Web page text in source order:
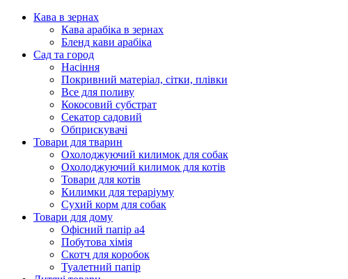
Кава в зернах
Кава арабіка в зернах
Бленд кави арабіка
Сад та город
Насіння
Покривний матеріал, сітки, плівки
Все для поливу
Кокосовий субстрат
Секатор садовий
Обприскувачі
Товари для тварин
Охолоджуючий килимок для собак
Охолоджуючий килимок для котів
Товари для котів
Килимки для тераріуму
Сухий корм для собак
Товари для дому
Офісний папір а4
Побутова хімія
Скотч для коробок
Туалетний папір